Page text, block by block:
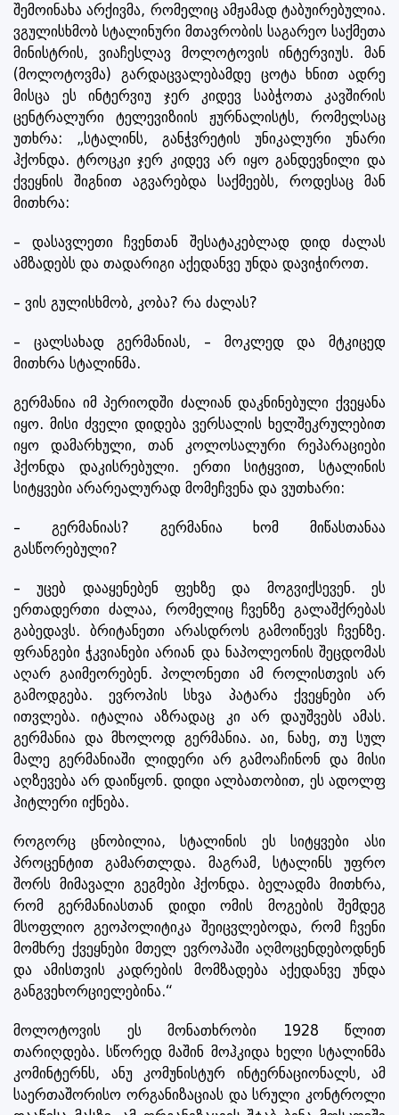
შემოინახა არქივმა, რომელიც ამჟამად ტაბუირებულია.
ვგულისხმობ სტალინური მთავრობის საგარეო საქმეთა
მინისტრის, ვიაჩესლავ მოლოტოვის ინტერვიუს. მან
(მოლოტოვმა) გარდაცვალებამდე ცოტა ხნით ადრე
მისცა ეს ინტერვიუ ჯერ კიდევ საბჭოთა კავშირის
ცენტრალური ტელევიზიის ჟურნალისტს, რომელსაც
უთხრა: „სტალინს, განჭვრეტის უნიკალური უნარი
ჰქონდა. ტროცკი ჯერ კიდევ არ იყო განდევნილი და
ქვეყნის შიგნით აგვარებდა საქმეებს, როდესაც მან
მითხრა:
– დასავლეთი ჩვენთან შესატაკებლად დიდ ძალას
ამზადებს და თადარიგი აქედანვე უნდა დავიჭიროთ.
– ვის გულისხმობ, კობა? რა ძალას?
– ცალსახად გერმანიას, – მოკლედ და მტკიცედ
მითხრა სტალინმა.
გერმანია იმ პერიოდში ძალიან დაკნინებული ქვეყანა
იყო. მისი ძველი დიდება ვერსალის ხელშეკრულებით
იყო დამარხული, თან კოლოსალური რეპარაციები
ჰქონდა დაკისრებული. ერთი სიტყვით, სტალინის
სიტყვები არარეალურად მომეჩვენა და ვუთხარი:
– გერმანიას? გერმანია ხომ მიწასთანაა
გასწორებული?
– უცებ დააყენებენ ფეხზე და მოგვიქსევენ. ეს
ერთადერთი ძალაა, რომელიც ჩვენზე გალაშქრებას
გაბედავს. ბრიტანეთი არასდროს გამოიწევს ჩვენზე.
ფრანგები ჭკვიანები არიან და ნაპოლეონის შეცდომას
აღარ გაიმეორებენ. პოლონეთი ამ როლისთვის არ
გამოდგება. ევროპის სხვა პატარა ქვეყნები არ
ითვლება. იტალია აზრადაც კი არ დაუშვებს ამას.
გერმანია და მხოლოდ გერმანია. აი, ნახე, თუ სულ
მალე გერმანიაში ლიდერი არ გამოაჩინონ და მისი
აღზევება არ დაიწყონ. დიდი ალბათობით, ეს ადოლფ
ჰიტლერი იქნება.
როგორც ცნობილია, სტალინის ეს სიტყვები ასი
პროცენტით გამართლდა. მაგრამ, სტალინს უფრო
შორს მიმავალი გეგმები ჰქონდა. ბელადმა მითხრა,
რომ გერმანიასთან დიდი ომის მოგების შემდეგ
მსოფლიო გეოპოლიტიკა შეიცვლებოდა, რომ ჩვენი
მომხრე ქვეყნები მთელ ევროპაში აღმოცენდებოდნენ
და ამისთვის კადრების მომზადება აქედანვე უნდა
განგვეხორციელებინა.“
მოლოტოვის ეს მონათხრობი 1928 წლით
თარიღდება. სწორედ მაშინ მოჰკიდა ხელი სტალინმა
კომინტერნს, ანუ კომუნისტურ ინტერნაციონალს, ამ
საერთაშორისო ორგანიზაციას და სრული კონტროლი